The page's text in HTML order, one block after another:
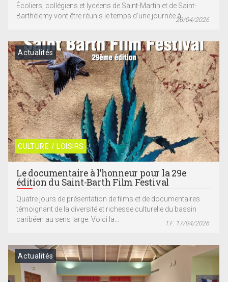
Écoliers, collégiens et lycéens de Saint-Martin et de Saint-
Barthélemy vont être réunis le temps d’une journée à...26/04/2026
CULTURE / LOISIRS
Actualités
Le documentaire à l’honneur pour la 29e
édition du Saint-Barth Film Festival
Quatre jours de présentation de films et de documentaires
témoignant de la diversité et richesse culturelle du bassin
caribéen au sens large. Voici la...
T.F. 17/04/2026
Actualités